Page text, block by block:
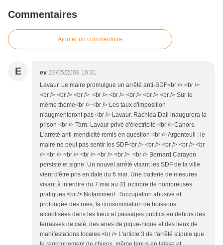
Commentaires
Ajouter un commentaire
E ev 23/05/2008 10:31
Lavaur. Le maire promulgue un arrêté anti-SDF<br /> <br />
<br /> <br /> <br /> <br /> <br /> <br /> <br /> <br /> Sur le
même thème<br /> <br /> Les taux d'imposition
n'augmenteront pas <br /> Lavaur. Rachida Dati inaugurera la
prison <br /> Tarn: Lavaur privé d'électricité <br /> Cahors.
L'arrêté anti-mendicité remis en question <br /> Argenteuil : le
maire ne peut pas sentir les SDF<br /> <br /> <br /> <br /> <br
/> <br /> <br /> <br /> <br /> <br /> <br /> Bernard Carayon
persiste et signe. Un nouvel arrêté visant les SDF de la ville
vient d'être pris en date du 6 mai. Une batterie de mesures
visant à interdire du 7 mai au 31 octobre de nombreuses
pratiques.<br /> Notamment : l'occupation abusive et
prolongée des rues, la consommation de boissons
alcoolisées dans les lieux et passages publics en dehors des
terrasses de café, des aires de pique-nique et des lieux de
manifestations locales.<br /> L'article 3 de l'arrêté stipule que